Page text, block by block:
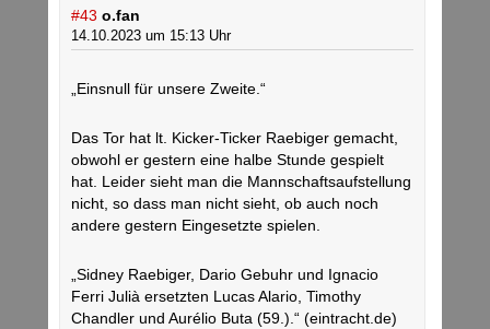
#43 o.fan
14.10.2023 um 15:13 Uhr
„Einsnull für unsere Zweite.“
Das Tor hat lt. Kicker-Ticker Raebiger gemacht,
obwohl er gestern eine halbe Stunde gespielt
hat. Leider sieht man die Mannschaftsaufstellung
nicht, so dass man nicht sieht, ob auch noch
andere gestern Eingesetzte spielen.
„Sidney Raebiger, Dario Gebuhr und Ignacio
Ferri Julià ersetzten Lucas Alario, Timothy
Chandler und Aurélio Buta (59.).“ (eintracht.de)